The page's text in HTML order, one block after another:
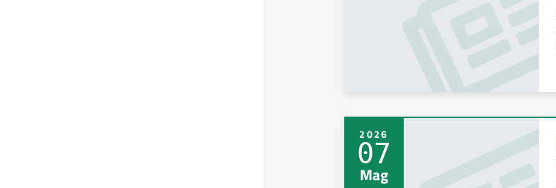
2026
07
Mag